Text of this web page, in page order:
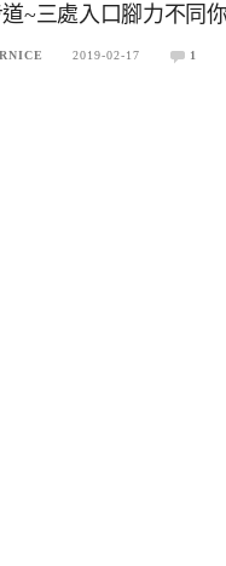
~三處入口腳力不同
2019-02-17 1